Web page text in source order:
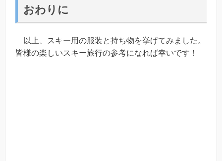
おわりに
以上、スキー用の服装と持ち物を挙げてみました。
皆様の楽しいスキー旅行の参考になれば幸いです！